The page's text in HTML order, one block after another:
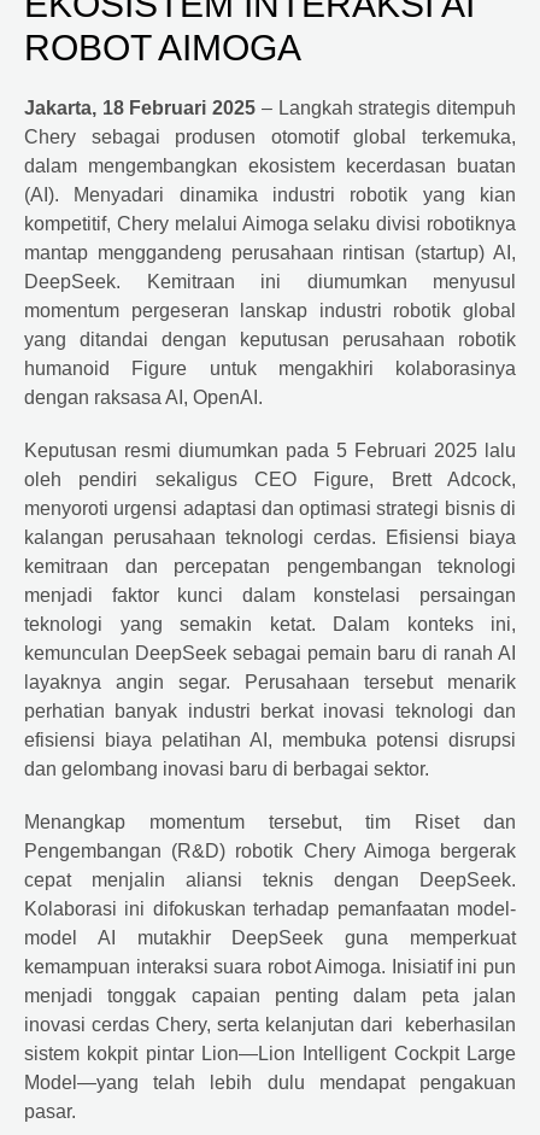
ROBOT AIMOGA
Jakarta, 18 Februari 2025 – Langkah strategis ditempuh
Chery sebagai produsen otomotif global terkemuka,
dalam mengembangkan ekosistem kecerdasan buatan
(AI). Menyadari dinamika industri robotik yang kian
kompetitif, Chery melalui Aimoga selaku divisi robotiknya
mantap menggandeng perusahaan rintisan (startup) AI,
DeepSeek. Kemitraan ini diumumkan menyusul
momentum pergeseran lanskap industri robotik global
yang ditandai dengan keputusan perusahaan robotik
humanoid Figure untuk mengakhiri kolaborasinya
dengan raksasa AI, OpenAI.
Keputusan resmi diumumkan pada 5 Februari 2025 lalu
oleh pendiri sekaligus CEO Figure, Brett Adcock,
menyoroti urgensi adaptasi dan optimasi strategi bisnis di
kalangan perusahaan teknologi cerdas. Efisiensi biaya
kemitraan dan percepatan pengembangan teknologi
menjadi faktor kunci dalam konstelasi persaingan
teknologi yang semakin ketat. Dalam konteks ini,
kemunculan DeepSeek sebagai pemain baru di ranah AI
layaknya angin segar. Perusahaan tersebut menarik
perhatian banyak industri berkat inovasi teknologi dan
efisiensi biaya pelatihan AI, membuka potensi disrupsi
dan gelombang inovasi baru di berbagai sektor.
Menangkap momentum tersebut, tim Riset dan
Pengembangan (R&D) robotik Chery Aimoga bergerak
cepat menjalin aliansi teknis dengan DeepSeek.
Kolaborasi ini difokuskan terhadap pemanfaatan model-
model AI mutakhir DeepSeek guna memperkuat
kemampuan interaksi suara robot Aimoga. Inisiatif ini pun
menjadi tonggak capaian penting dalam peta jalan
inovasi cerdas Chery, serta kelanjutan dari keberhasilan
sistem kokpit pintar Lion—Lion Intelligent Cockpit Large
Model—yang telah lebih dulu mendapat pengakuan
pasar.